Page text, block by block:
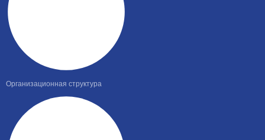
Организационная структура